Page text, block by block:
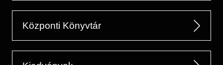
Központi Könyvtár